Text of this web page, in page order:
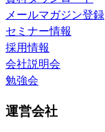
メールマガジン登録
セミナー情報
採用情報
会社説明会
勉強会
運営会社